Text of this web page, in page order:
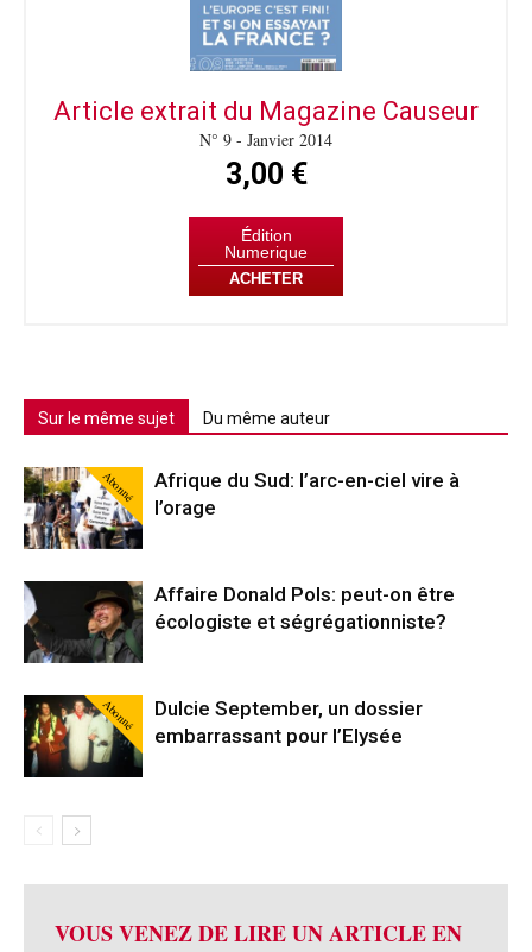
Article extrait du Magazine Causeur
N° 9 - Janvier 2014
3,00 €
Édition
Numerique
ACHETER
Sur le même sujet Du même auteur
Abonné
Afrique du Sud: l’arc-en-ciel vire à
l’orage
Affaire Donald Pols: peut-on être
écologiste et ségrégationniste?
Abonné
Dulcie September, un dossier
embarrassant pour l’Elysée
VOUS VENEZ DE LIRE UN ARTICLE EN